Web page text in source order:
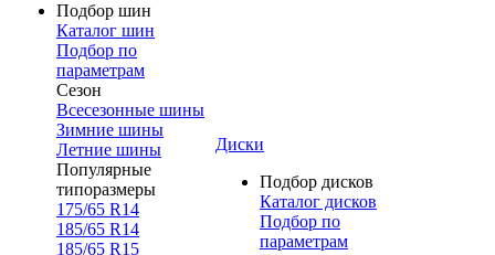
Подбор шин
Каталог шин
Подбор по
параметрам
Сезон
Всесезонные шины
Зимние шины
Летние шины
Популярные
типоразмеры
175/65 R14
185/65 R14
185/65 R15
Диски
Подбор дисков
Каталог дисков
Подбор по
параметрам